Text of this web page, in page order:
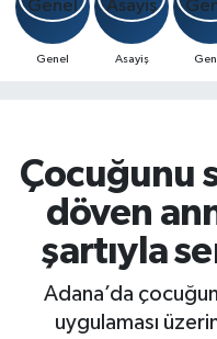
Genel Asayiş
Çocuğunu
döven
şartıyla
Adana’da
uygulaması